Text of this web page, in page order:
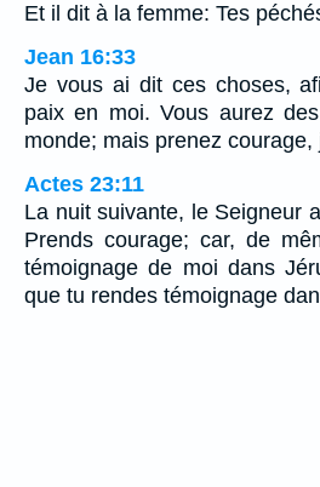
Et il dit à la femme: Tes
Jean 16:33
Je vous ai dit ces choses,
paix en moi. Vous aurez
monde; mais prenez
Actes 23:11
La nuit suivante, le Seigneur
Prends courage; car, de
témoignage de moi dans
que tu rendes témoignage